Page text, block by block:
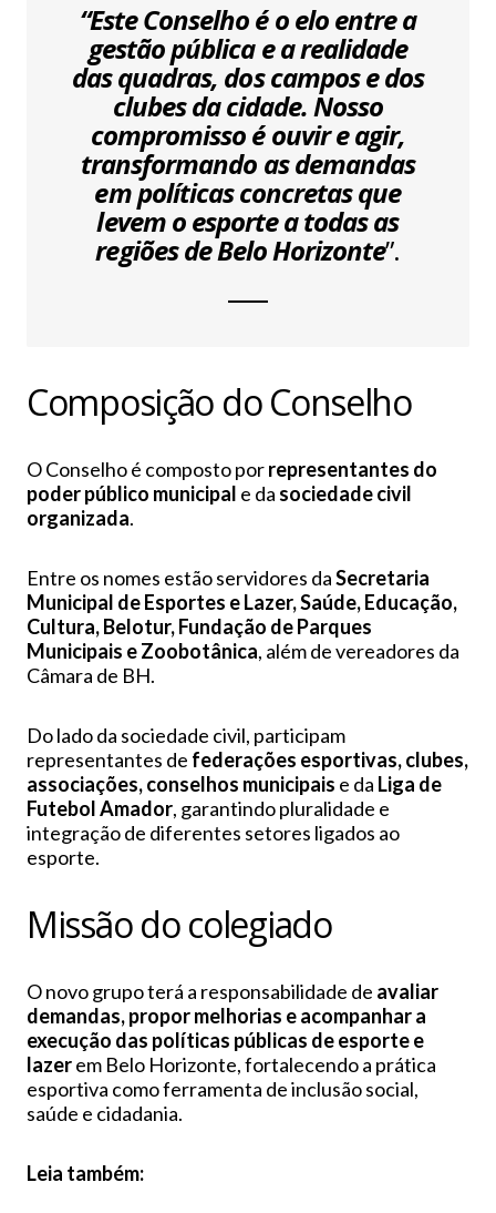
“Este Conselho é o elo entre a
gestão pública e a realidade
das quadras, dos campos e dos
clubes da cidade. Nosso
compromisso é ouvir e agir,
transformando as demandas
em políticas concretas que
levem o esporte a todas as
regiões de Belo Horizonte”.
Composição do Conselho
O Conselho é composto porrepresentantes do
poder público municipal e da sociedade civil
organizada.
Entre os nomes estão servidores daSecretaria
Municipal de Esportes e Lazer, Saúde, Educação,
Cultura, Belotur, Fundação de Parques
Municipais e Zoobotânica, além de vereadores da
Câmara de BH.
Do lado da sociedade civil, participam
representantes de federações esportivas, clubes,
associações, conselhos municipais e da Liga de
Futebol Amador, garantindo pluralidade e
integração de diferentes setores ligados ao
esporte.
Missão do colegiado
O novo grupo terá a responsabilidade de avaliar
demandas, propor melhorias e acompanhar a
execução das políticas públicas de esporte e
lazerem Belo Horizonte, fortalecendo a prática
esportiva como ferramenta de inclusão social,
saúde e cidadania.
Leia também: